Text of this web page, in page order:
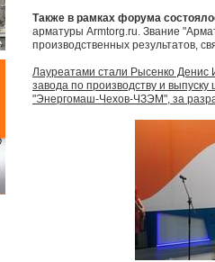
Также в рамках форума
арматуры Armtorg.ru. Звание
производственных результатов,
Лауреатами стали Рысенко Денис
завода по производству и
"Энергомаш-Чехов-ЧЗЭМ", за